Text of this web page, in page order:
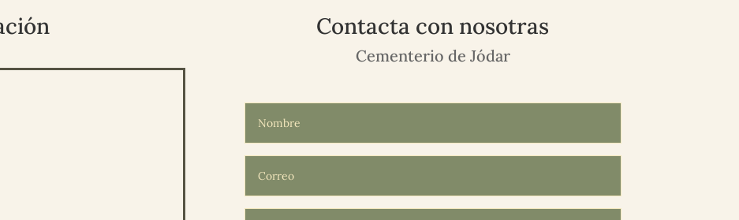
Contacta con nosotras
Cementerio de Jódar